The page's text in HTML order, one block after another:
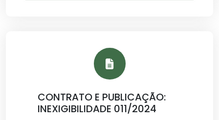
CONTRATO E PUBLICAÇÃO:
INEXIGIBILIDADE 011/2024